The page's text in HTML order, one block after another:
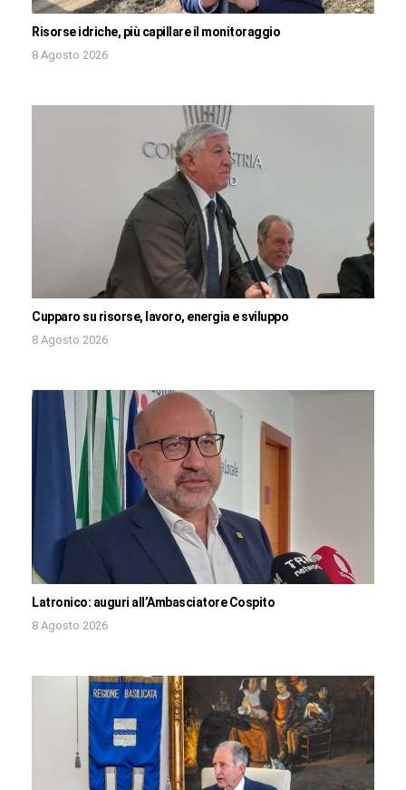
Risorse idriche, più capillare il monitoraggio
8 Agosto 2026
Cupparo su risorse, lavoro, energia e sviluppo
8 Agosto 2026
Latronico: auguri all’Ambasciatore Cospito
8 Agosto 2026